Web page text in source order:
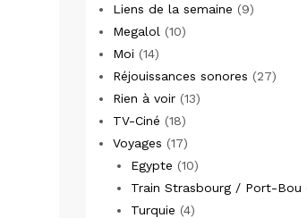
Liens de la semaine (9)
Megalol (10)
Moi (14)
Réjouissances sonores (27)
Rien à voir (13)
TV-Ciné (18)
Voyages (17)
Egypte (10)
Train Strasbourg / Port-Bou
Turquie (4)